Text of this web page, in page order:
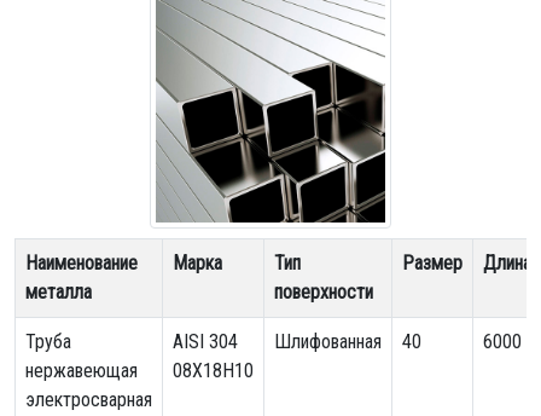
Наименование
металла
Марка
Тип
поверхности
Размер Длина
Труба
нержавеющая
электросварная
AISI 304
08Х18Н10
Шлифованная 40 6000